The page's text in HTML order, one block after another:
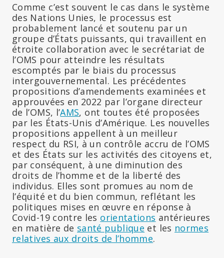
Comme c’est souvent le cas dans le système
des Nations Unies, le processus est
probablement lancé et soutenu par un
groupe d’États puissants, qui travaillent en
étroite collaboration avec le secrétariat de
l’OMS pour atteindre les résultats
escomptés par le biais du processus
intergouvernemental. Les précédentes
propositions d’amendements examinées et
approuvées en 2022 par l’organe directeur
de l’OMS, l’AMS, ont toutes été proposées
par les États-Unis d’Amérique. Les nouvelles
propositions appellent à un meilleur
respect du RSI, à un contrôle accru de l’OMS
et des États sur les activités des citoyens et,
par conséquent, à une diminution des
droits de l’homme et de la liberté des
individus. Elles sont promues au nom de
l’équité et du bien commun, reflétant les
politiques mises en œuvre en réponse à
Covid-19 contre les orientations antérieures
en matière de santé publique et les normes
relatives aux droits de l’homme.